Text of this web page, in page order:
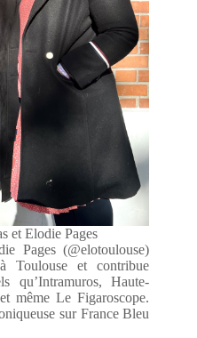
et Elodie Pages
Pages (@elotoulouse)
Toulouse et contribue
qu’Intramuros, Haute-
même Le Figaroscope.
sur France Bleu